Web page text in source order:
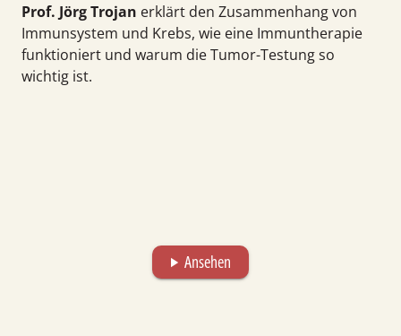
Prof. Jörg Trojan erklärt den Zusammen­hang von
Immun­system und Krebs, wie eine Immun­therapie
funktioniert und warum die Tumor-Testung so
wichtig ist.
play_arrow Ansehen